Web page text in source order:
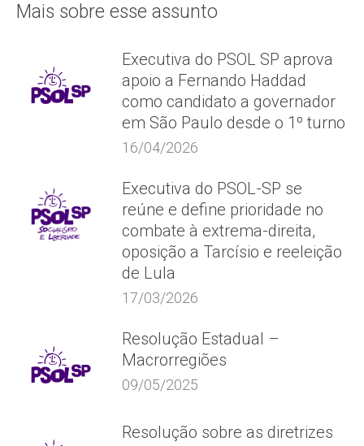
Mais sobre esse assunto
Executiva do PSOL SP aprova
apoio a Fernando Haddad
como candidato a governador
em São Paulo desde o 1º turno
16/04/2026
Executiva do PSOL-SP se
reúne e define prioridade no
combate à extrema-direita,
oposição a Tarcísio e reeleição
de Lula
17/03/2026
Resolução Estadual –
Macrorregiões
09/05/2025
Resolução sobre as diretrizes